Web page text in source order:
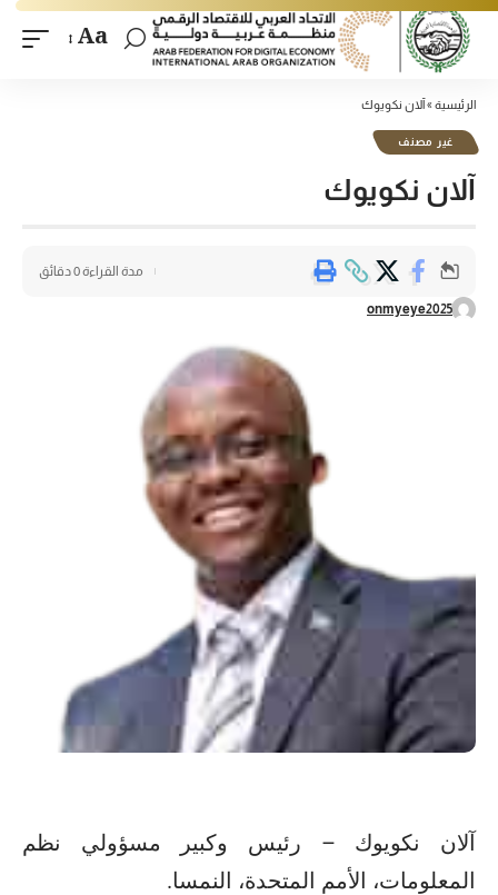
Aa
الرئيسية »آلان نكويوك
غير مصنف
آلان نكويوك
onmyeye2025
مدة القراءة 0 دقائق
آلان نكويوك – رئيس وكبير مسؤولي نظم
المعلومات، الأمم المتحدة، النمسا.